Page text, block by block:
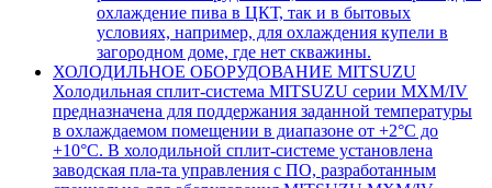
охлаждение пива в ЦКТ, так и в бытовых
условиях, например, для охлаждения купели в
загородном доме, где нет скважины.
ХОЛОДИЛЬНОЕ ОБОРУДОВАНИЕ MITSUZU
Холодильная сплит-система MITSUZU серии MXM/IV
предназначена для поддержания заданной температуры
в охлаждаемом помещении в диапазоне от +2°С до
+10°С. В холодильной сплит-системе установлена
заводская пла-та управления с ПО, разработанным